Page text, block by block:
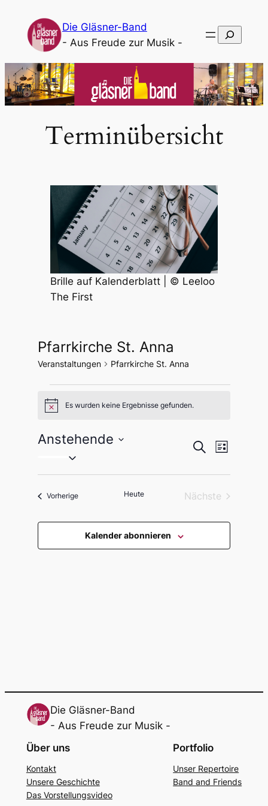
Die Gläsner-Band
- Aus Freude zur Musik -
Suchen
Terminübersicht
Brille auf Kalenderblatt | © Leeloo
The First
Pfarrkirche St. Anna
Veranstaltungen Pfarrkirche St. Anna
Veranstaltungen
HinweisEs wurden keine Ergebnisse gefunden.
Suche
und
SucheListe
Anstehende
Datum
wählen.
VorherigeVeranstaltungenHeute
Nächste
Kalender abonnieren
Die Gläsner-Band
- Aus Freude zur Musik -
Über uns
Kon­takt
Unse­re Geschich­te
Das Vor­stel­lungs­vi­deo
Portfolio
Unser Reper­toire
Band and Fri­ends